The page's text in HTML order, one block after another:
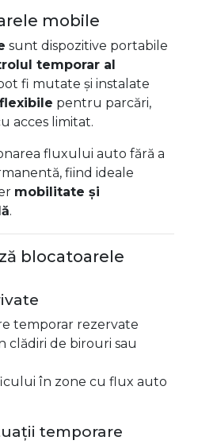
mobile
sunt dispozitive portabile
temporar al
fi mutate și instalate
pentru parcări,
acces limitat.
fluxului auto fără a
fiind ideale
mobilitate și
.
blocatoarele
temporar rezervate
clădiri de birouri sau
în zone cu flux auto
temporare